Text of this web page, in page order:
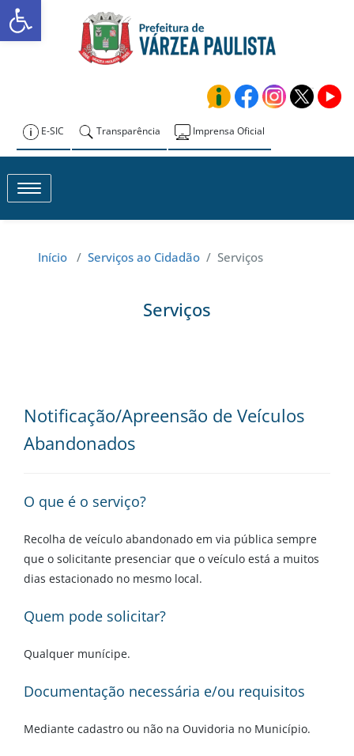
Skip
to
Prefeitura de
E-SIC Transparência Imprensa Oficial
Toggle navigation
Início / Serviços ao Cidadão / Serviços
Serviços
Notificação/Apreensão de Veículos
Abandonados
O que é o serviço?
Recolha de veículo abandonado em via pública sempre
que o solicitante presenciar que o veículo está a muitos
dias estacionado no mesmo local.
Quem pode solicitar?
Qualquer munícipe.
Documentação necessária e/ou requisitos
Mediante cadastro ou não na Ouvidoria no Município.